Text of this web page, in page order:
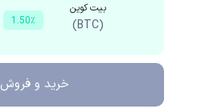
بیت کوین
(BTC) 1.50٪
خرید و فروش